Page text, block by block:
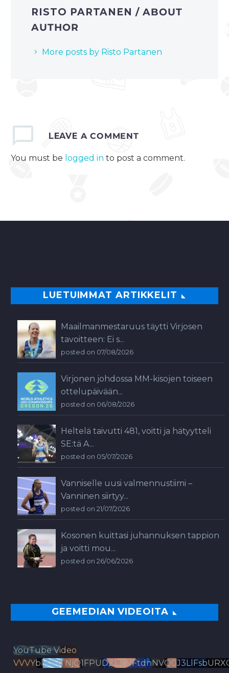
RISTO PARTANEN/ ABOUT
AUTHOR
More posts by Risto Partanen
LEAVE A COMMENT
You must be logged in to post a comment.
LUETUIMMAT ARTIKKELIT
Maailmanmestaruus täytti Virjosen
tavoitteen: Ei s...
posted on 07/08/2026
Virjonen johdossa MM-kisojen toiseen
ottelupäivään...
posted on 06/08/2026
Heltelä taivutti 481, voitti ja hätyytteli
SE:tä A...
posted on 05/07/2026
Vanniselle uusi valmennustiimi –
Vanninen siirtyy...
posted on 21/07/2026
Kosonen kuittasi juhannuksen tappion
ja voitti mou...
posted on 26/06/2026
GEEMEDIAN VIDEOITA
YouTube Video